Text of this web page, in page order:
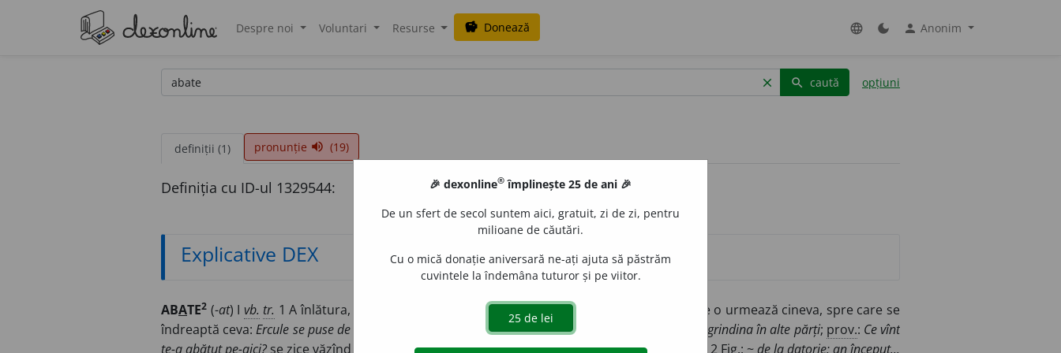
Despre noi Voluntari Resurse savings Donează language dark_mode person Anonim
clear search caută opțiuni
definiții (1) pronunție volume_up (19)
Definiția cu ID-ul 1329544:
Explicative DEX
ABATE2 (-at) I vb. tr. 1 A înlătura, a da la o parte, a depărta din drum, din direcțiunea pe care o urmează cineva, spre care se
îndreaptă ceva:Ercule se puse de abătu din matca lor două rîuri(ISP.);vîntul alunga norii și abătea grindina în alte părți; prov.: Ce vînt
te-a abătut pe-aici? se zice văzînd pe cineva sosind întrun loc unde nu te-ai fi așteptat să vie 2 Fig.: ~de la datorie; an început...
🎉 dexonline® împlinește 25 de ani 🎉
De un sfert de secol suntem aici, gratuit, zi de zi, pentru
milioane de căutări.
Cu o mică donație aniversară ne-ați ajuta să păstrăm
cuvintele la îndemâna tuturor și pe viitor.